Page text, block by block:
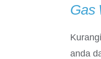
Gas
anda